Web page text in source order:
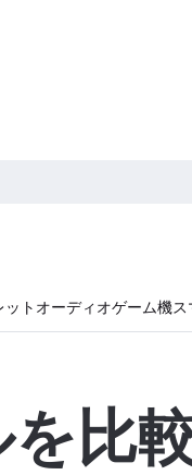
ット オーディオゲーム機
比